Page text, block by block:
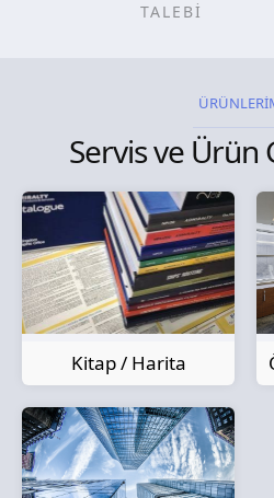
TALEBİ
Servis ve Ürün
Kitap / Harita